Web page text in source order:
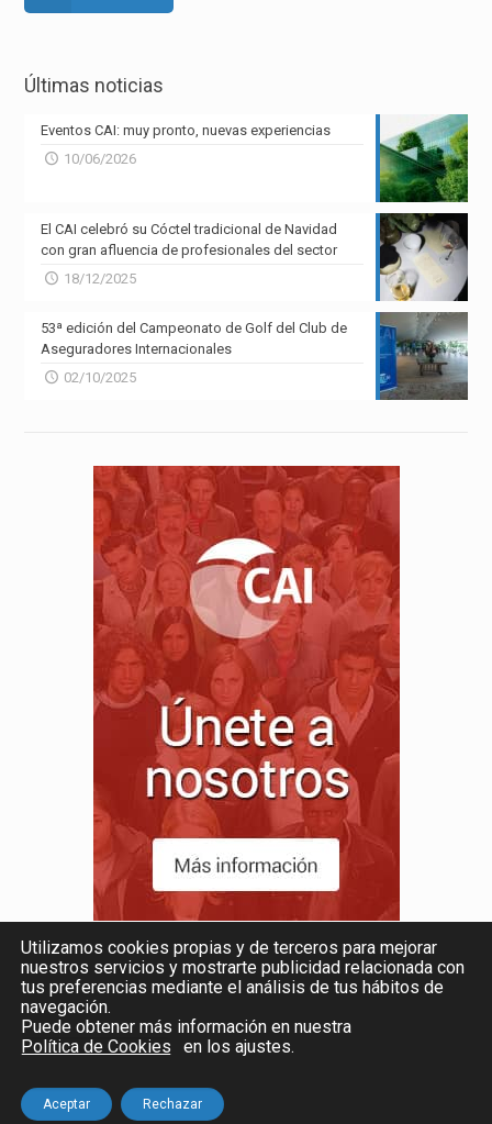
Últimas noticias
Eventos CAI: muy pronto, nuevas experiencias
10/06/2026
El CAI celebró su Cóctel tradicional de Navidad
con gran afluencia de profesionales del sector
18/12/2025
53ª edición del Campeonato de Golf del Club de
Aseguradores Internacionales
02/10/2025
© 2026 CAI |AVISO LEGAL Y PRIVACIDAD
Utilizamos cookies propias y de terceros para mejorar
nuestros servicios y mostrarte publicidad relacionada con
tus preferencias mediante el análisis de tus hábitos de
navegación.
Puede obtener más información en nuestra
Política de Cookies
en los ajustes.
Aceptar Rechazar